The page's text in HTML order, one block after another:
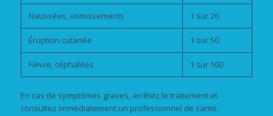
Naussées, vomissements 1 sur 20
Éruption cutanée 1 sur 50
Fièvre, céphalées 1 sur 100
En cas de symptômes graves, arrêtez le traitement et
consultez immédiatement un professionnel de santé.